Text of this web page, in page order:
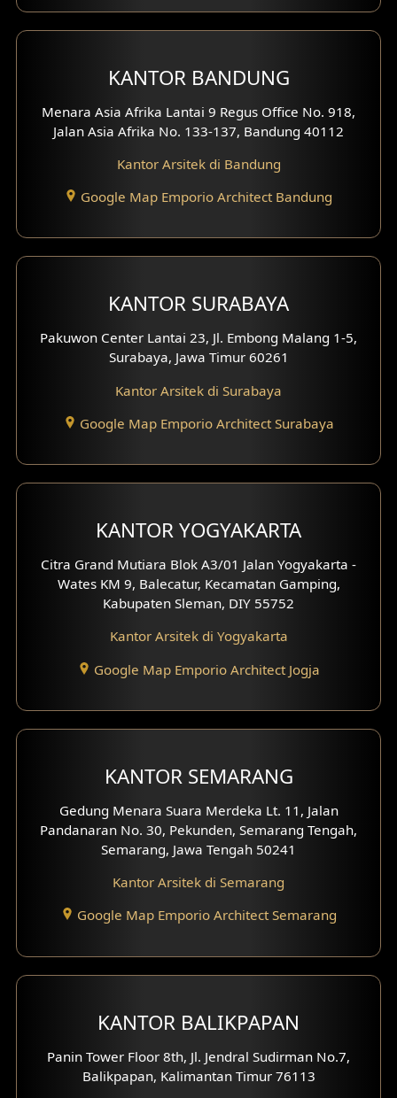
Desain Interior Klinik
Desain Interior Kantor
Eksterior dengan Pagar
Fasad Ruko
Fasad Paviliun
Fasad Klinik
Desain Mezanin
Desain Rumah Moroccan
Desain Rumah Scandinavian
Desain Balkon
Desain Void
Desain Toilet Tamu
Desain Kanopi
Desain Koridor
Desain Mini Theater
Fasad Rumah Villa Bali
KANTOR BANDUNG
Menara Asia Afrika Lantai 9 Regus Office No. 918,
Jalan Asia Afrika No. 133-137, Bandung 40112
Kantor Arsitek di Bandung
Google Map Emporio Architect Bandung
KANTOR SURABAYA
Pakuwon Center Lantai 23, Jl. Embong Malang 1-5,
Surabaya, Jawa Timur 60261
Kantor Arsitek di Surabaya
Google Map Emporio Architect Surabaya
KANTOR YOGYAKARTA
Citra Grand Mutiara Blok A3/01 Jalan Yogyakarta -
Wates KM 9, Balecatur, Kecamatan Gamping,
Kabupaten Sleman, DIY 55752
Kantor Arsitek di Yogyakarta
Google Map Emporio Architect Jogja
KANTOR SEMARANG
Gedung Menara Suara Merdeka Lt. 11, Jalan
Pandanaran No. 30, Pekunden, Semarang Tengah,
Semarang, Jawa Tengah 50241
Kantor Arsitek di Semarang
Google Map Emporio Architect Semarang
KANTOR BALIKPAPAN
Panin Tower Floor 8th, Jl. Jendral Sudirman No.7,
Balikpapan, Kalimantan Timur 76113